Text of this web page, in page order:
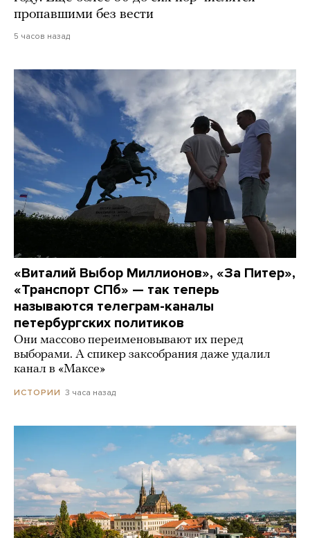
пропавшими без вести
5 часов назад
«Виталий Выбор Миллионов», «За Питер»,
«Транспорт СПб» — так теперь
называются телеграм-каналы
петербургских политиков
Они массово переименовывают их перед
выборами. А спикер заксобрания даже удалил
канал в «Максе»
ИСТОРИИ 3 часа назад